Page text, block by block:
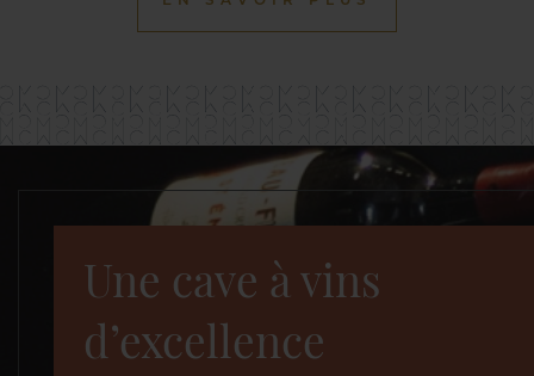
Une cave à vins
d’excellence